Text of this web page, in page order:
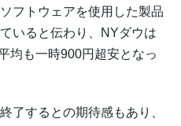
フトウェアを使用した製品
いると伝わり、NYダウは
均も一時900円超安となっ
了するとの期待感もあり、